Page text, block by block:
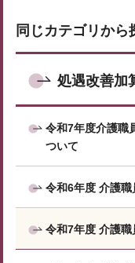
同じカテゴリから
処遇改善加
令和7年度介護職
ついて
令和6年度 介護
令和7年度 介護